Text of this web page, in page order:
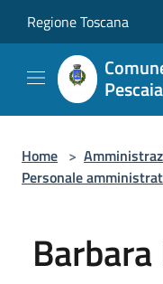
Regione Toscana
Pescaia
Home >
Personale